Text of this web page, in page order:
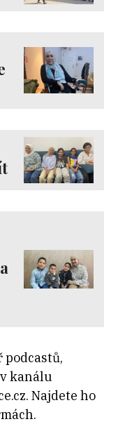
podcastů,
kanálu
Najdete ho